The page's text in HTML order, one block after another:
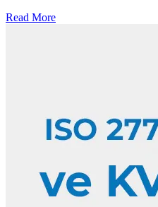
Read More